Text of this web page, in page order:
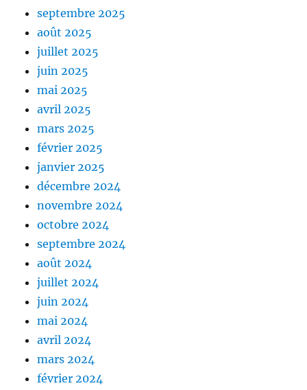
septembre 2025
août 2025
juillet 2025
juin 2025
mai 2025
avril 2025
mars 2025
février 2025
janvier 2025
décembre 2024
novembre 2024
octobre 2024
septembre 2024
août 2024
juillet 2024
juin 2024
mai 2024
avril 2024
mars 2024
février 2024